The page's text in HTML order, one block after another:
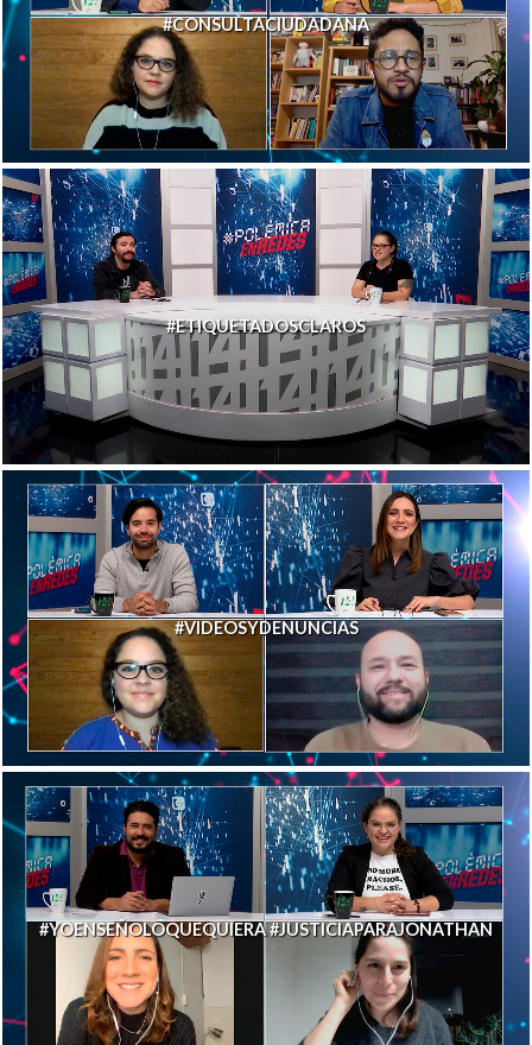
#CONSULTACIUDADANA
#ETIQUETADOSCLAROS
#VIDEOSYDENUNCIAS
#YOENSEÑOLOQUEQUIERA #JUSTICIAPARAJONATHAN